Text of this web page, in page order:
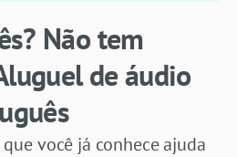
Não tem
de áudio
você já conhece ajuda